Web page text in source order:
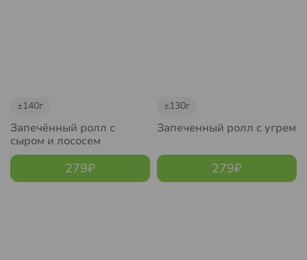
±140г
Запечённый ролл с
сыром и лососем
279₽
±130г
Запеченный ролл с угрем
279₽